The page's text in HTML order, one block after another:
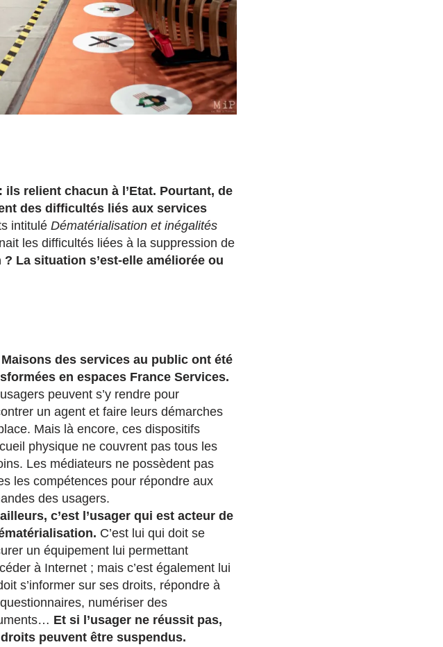
relient chacun à l’Etat. Pourtant, de
des difficultés liés aux services
intitulé Dématérialisation et inégalités
les difficultés liées à la suppression de
La situation s’est-elle améliorée ou
des services au public ont été
en espaces France Services.
peuvent s’y rendre pour
un agent et faire leurs démarches
Mais là encore, ces dispositifs
physique ne couvrent pas tous les
Les médiateurs ne possèdent pas
les compétences pour répondre aux
des usagers.
c’est l’usager qui est acteur de
C’est lui qui doit se
un équipement lui permettant
à Internet ; mais c’est également lui
s’informer sur ses droits, répondre à
numériser des
Et si l’usager ne réussit pas,
peuvent être suspendus.